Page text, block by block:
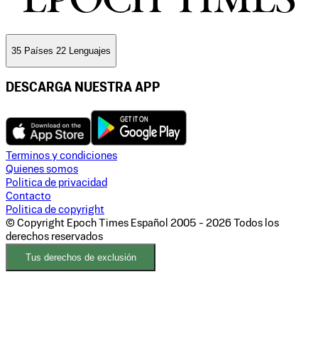
35 Países 22 Lenguajes
DESCARGA NUESTRA APP
Terminos y condiciones
Quienes somos
Politica de privacidad
Contacto
Politica de copyright
© Copyright Epoch Times Español 2005 - 2026 Todos los
derechos reservados
Tus derechos de exclusión